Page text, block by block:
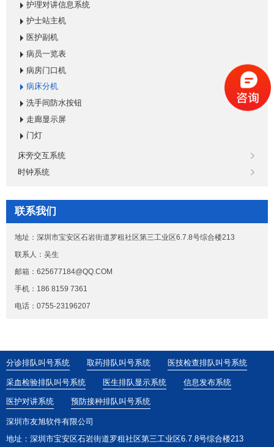
护理对讲信息系统
护士站主机
医护副机
病员一览表
病房门口机
病床分机
洗手间防水按钮
走廊显示屏
门灯
床旁交互系统
时钟系统
联系我们
地址：深圳市宝安区石岩街道罗租社区第三工业区6.7.8号综合楼213
联系人：吴生
邮箱：625677184@QQ.COM
手机：186 8159 7361
电话：0755-23196207
分诊排队叫号系统 取药排队叫号系统 医技检查排队叫号系统
采血检验排队叫号系统 医生排队显示系统 信息发布系统
医护对讲系统 预防接种排队叫号系统
深圳市友旭软件有限公司
地址：深圳市宝安区石岩街道罗租社区第三工业区6.7.8号综合楼213